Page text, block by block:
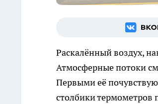
Раскалённый воздух,
Атмосферные потоки
Первыми её
столбики термометров